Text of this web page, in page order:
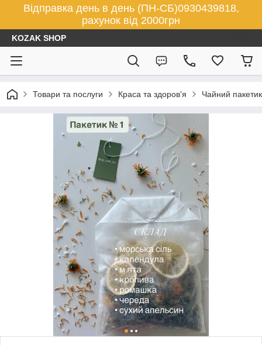
Відправка день в день (ПН-СБ)0930439818,
рахунок від 2000грн
KOZAK SHOP
Товари та послуги Краса та здоров'я Чайний